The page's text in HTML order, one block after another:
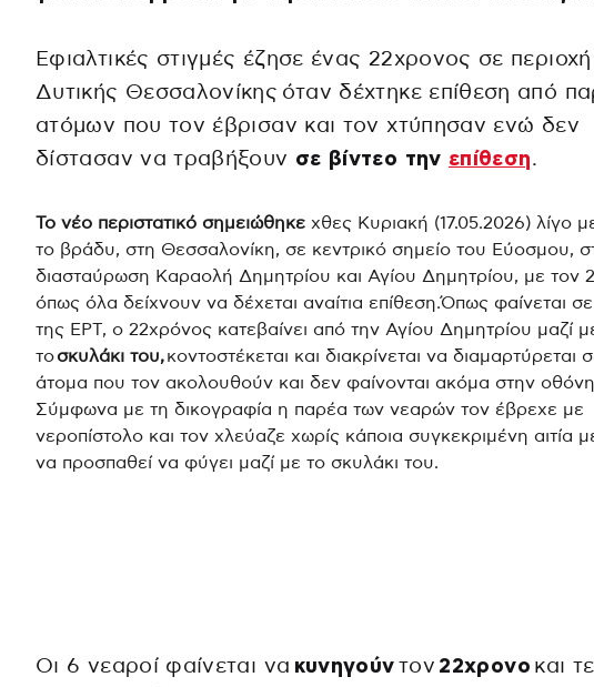
Εφιαλτικές στιγμές έζησε ένας 22χρονος σε
Δυτικής Θεσσαλονίκης όταν δέχτηκε επίθεση από
ατόμων που τον έβρισαν και τον χτύπησαν ενώ δεν
δίστασαν να τραβήξουν σε βίντεο την επίθεση.
Το νέο περιστατικό σημειώθηκε χθες Κυριακή (17.05.2026) λίγο
το βράδυ, στη Θεσσαλονίκη, σε κεντρικό σημείο του Εύοσμου,
διασταύρωση Καραολή Δημητρίου και Αγίου Δημητρίου, με τον
όπως όλα δείχνουν να δέχεται αναίτια επίθεση.Όπως φαίνεται σε
της ΕΡΤ, ο 22χρόνος κατεβαίνει από την Αγίου Δημητρίου μαζί
τοσκυλάκι του,κοντοστέκεται και διακρίνεται να διαμαρτύρεται
άτομα που τον ακολουθούν και δεν φαίνονται ακόμα στην
Σύμφωνα με τη δικογραφία η παρέα των νεαρών τον έβρεχε με
νεροπίστολο και τον χλεύαζε χωρίς κάποια συγκεκριμένη αιτία
να προσπαθεί να φύγει μαζί με το σκυλάκι του.
Οι 6 νεαροί φαίνεται να κυνηγούν τον 22χρονο και